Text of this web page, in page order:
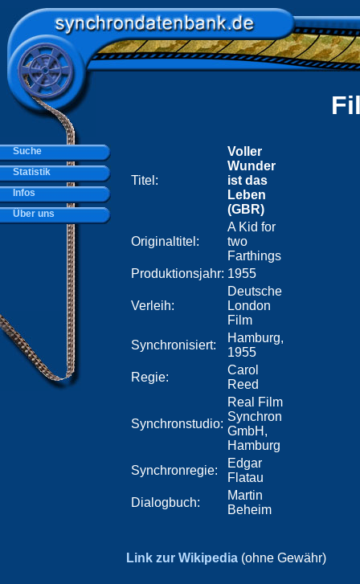
Titel:
Voller
Wunder
ist das
Leben
(GBR)
Originaltitel:
A Kid for
two
Farthings
Produktionsjahr: 1955
Verleih:
Deutsche
London
Film
Synchronisiert:
Hamburg,
1955
Regie:
Carol
Reed
Synchronstudio:
Real Film
Synchron
GmbH,
Hamburg
Synchronregie:
Edgar
Flatau
Dialogbuch:
Martin
Beheim
Link zur Wikipedia (ohne Gewähr)
Suche
Statistik
Infos
Über uns